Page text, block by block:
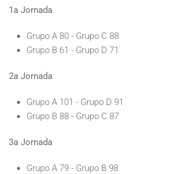
1a Jornada
Grupo A 80 - Grupo C 88
Grupo B 61 - Grupo D 71
2a Jornada
Grupo A 101 - Grupo D 91
Grupo B 88 - Grupo C 87
3a Jornada
Grupo A 79 - Grupo B 98